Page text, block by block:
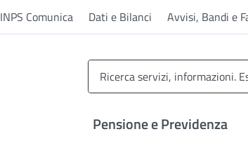
INPS Comunica Dati e Bilanci Avvisi, Bandi e
Pensione e Previdenza